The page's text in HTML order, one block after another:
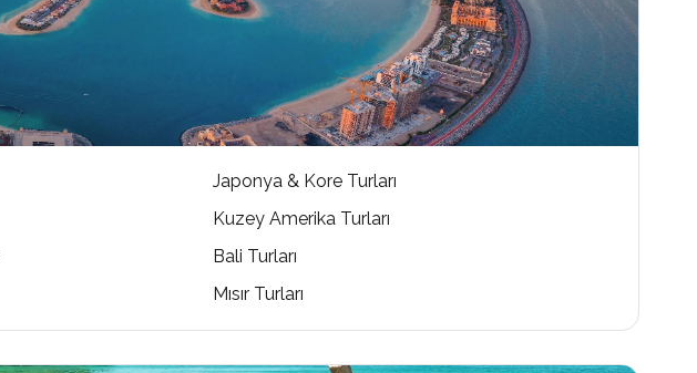
Japonya & Kore Turları
Kuzey Amerika Turları
Bali Turları
Mısır Turları